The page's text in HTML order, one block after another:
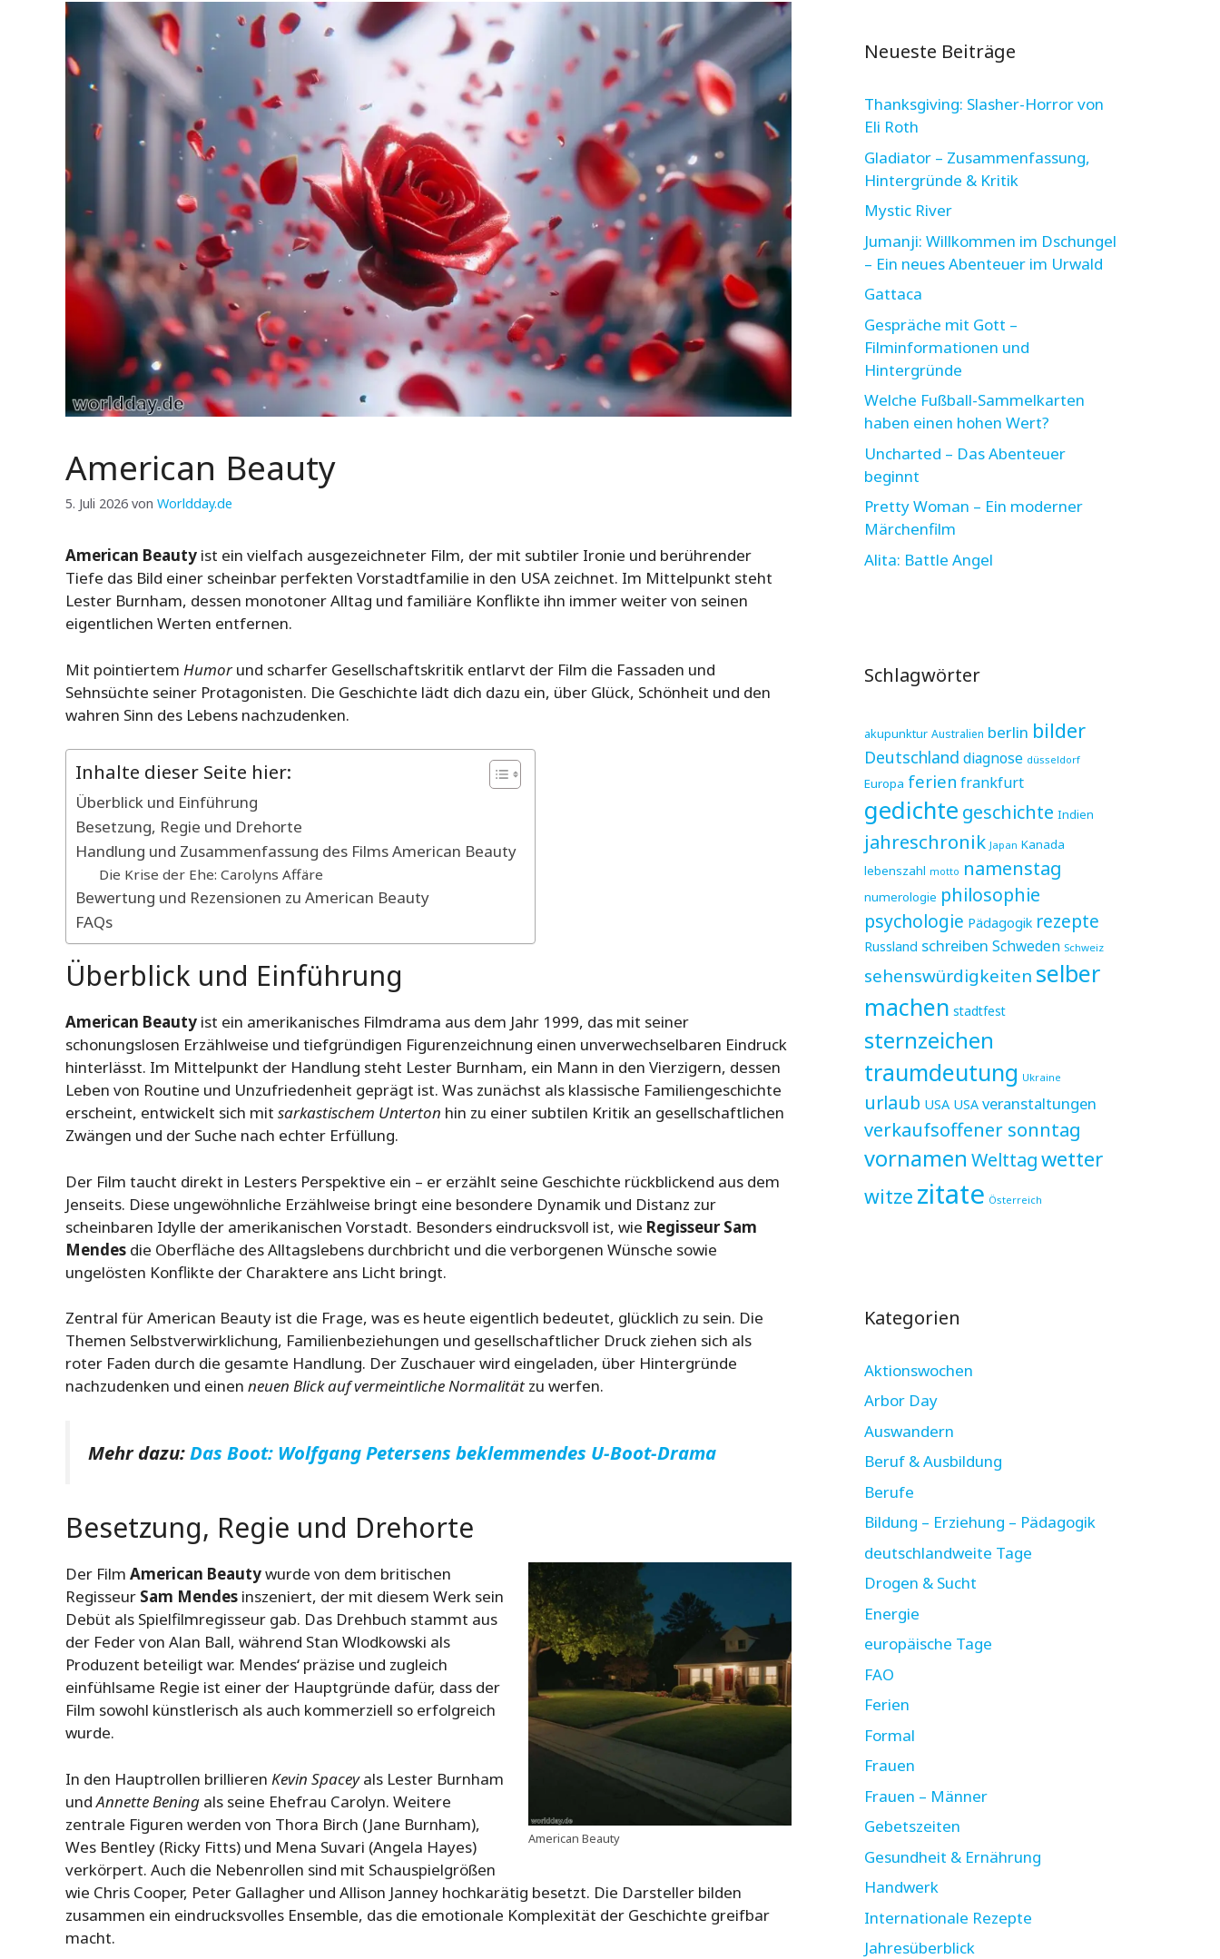
American Beauty
5. Juli 2026 von Worldday.de
American Beauty ist ein vielfach ausgezeichneter Film, der mit subtiler Ironie und berührender
Tiefe das Bild einer scheinbar perfekten Vorstadtfamilie in den USA zeichnet. Im Mittelpunkt steht
Lester Burnham, dessen monotoner Alltag und familiäre Konflikte ihn immer weiter von seinen
eigentlichen Werten entfernen.
Mit pointiertem Humorund scharfer Gesellschaftskritik entlarvt der Film die Fassaden und
Sehnsüchte seiner Protagonisten. Die Geschichte lädt dich dazu ein, über Glück, Schönheit und den
wahren Sinn des Lebens nachzudenken.
Inhalte dieser Seite hier:
Überblick und Einführung
Besetzung, Regie und Drehorte
Handlung und Zusammenfassung des Films American Beauty
Die Krise der Ehe: Carolyns Affäre
Bewertung und Rezensionen zu American Beauty
FAQs
Überblick und Einführung
American Beauty ist ein amerikanisches Filmdrama aus dem Jahr 1999, das mit seiner
schonungslosen Erzählweise und tiefgründigen Figurenzeichnung einen unverwechselbaren Eindruck
hinterlässt. Im Mittelpunkt der Handlung steht Lester Burnham, ein Mann in den Vierzigern, dessen
Leben von Routine und Unzufriedenheit geprägt ist. Was zunächst als klassische Familiengeschichte
erscheint, entwickelt sich mit sarkastischem Unterton hin zu einer subtilen Kritik an gesellschaftlichen
Zwängen und der Suche nach echter Erfüllung.
Der Film taucht direkt in Lesters Perspektive ein – er erzählt seine Geschichte rückblickend aus dem
Jenseits. Diese ungewöhnliche Erzählweise bringt eine besondere Dynamik und Distanz zur
scheinbaren Idylle der amerikanischen Vorstadt. Besonders eindrucksvoll ist, wie Regisseur Sam
Mendes die Oberfläche des Alltagslebens durchbricht und die verborgenen Wünsche sowie
ungelösten Konflikte der Charaktere ans Licht bringt.
Zentral für American Beauty ist die Frage, was es heute eigentlich bedeutet, glücklich zu sein. Die
Themen Selbstverwirklichung, Familienbeziehungen und gesellschaftlicher Druck ziehen sich als
roter Faden durch die gesamte Handlung. Der Zuschauer wird eingeladen, über Hintergründe
nachzudenken und einen neuen Blick auf vermeintliche Normalität zu werfen.
Mehr dazu:Das Boot: Wolfgang Petersens beklemmendes U-Boot-Drama
Besetzung, Regie und Drehorte
American Beauty
Der Film American Beautywurde von dem britischen
Regisseur Sam Mendes inszeniert, der mit diesem Werk sein
Debüt als Spielfilmregisseur gab. Das Drehbuch stammt aus
der Feder von Alan Ball, während Stan Wlodkowski als
Produzent beteiligt war. Mendes‘ präzise und zugleich
einfühlsame Regie ist einer der Hauptgründe dafür, dass der
Film sowohl künstlerisch als auch kommerziell so erfolgreich
wurde.
In den Hauptrollen brillieren Kevin Spaceyals Lester Burnham
undAnnette Bening als seine Ehefrau Carolyn. Weitere
zentrale Figuren werden von Thora Birch (Jane Burnham),
Wes Bentley (Ricky Fitts) und Mena Suvari (Angela Hayes)
verkörpert. Auch die Nebenrollen sind mit Schauspielgrößen
wie Chris Cooper, Peter Gallagher und Allison Janney hochkarätig besetzt. Die Darsteller bilden
zusammen ein eindrucksvolles Ensemble, das die emotionale Komplexität der Geschichte greifbar
macht.
Neueste Beiträge
Thanksgiving: Slasher-Horror von
Eli Roth
Gladiator – Zusammenfassung,
Hintergründe & Kritik
Mystic River
Jumanji: Willkommen im Dschungel
– Ein neues Abenteuer im Urwald
Gattaca
Gespräche mit Gott –
Filminformationen und
Hintergründe
Welche Fußball-Sammelkarten
haben einen hohen Wert?
Uncharted – Das Abenteuer
beginnt
Pretty Woman – Ein moderner
Märchenfilm
Alita: Battle Angel
Schlagwörter
akupunktur Australien berlin bilder
Deutschland diagnose düsseldorf
Europa ferien frankfurt
gedichte geschichte Indien
jahreschronik Japan Kanada
lebenszahl motto namenstag
numerologie philosophie
psychologie Pädagogik rezepte
Russland schreiben Schweden Schweiz
sehenswürdigkeiten selber
machen stadtfest
sternzeichen
traumdeutung Ukraine
urlaub USA USA veranstaltungen
verkaufsoffener sonntag
vornamen Welttagwetter
witze zitate Österreich
Kategorien
Aktionswochen
Arbor Day
Auswandern
Beruf & Ausbildung
Berufe
Bildung – Erziehung – Pädagogik
deutschlandweite Tage
Drogen & Sucht
Energie
europäische Tage
FAO
Ferien
Formal
Frauen
Frauen – Männer
Gebetszeiten
Gesundheit & Ernährung
Handwerk
Internationale Rezepte
Jahresüberblick